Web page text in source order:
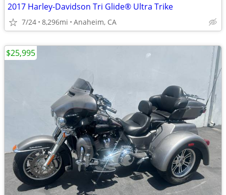
2017 Harley-Davidson Tri Glide® Ultra Trike
7/24 8,296mi Anaheim, CA
$25,995